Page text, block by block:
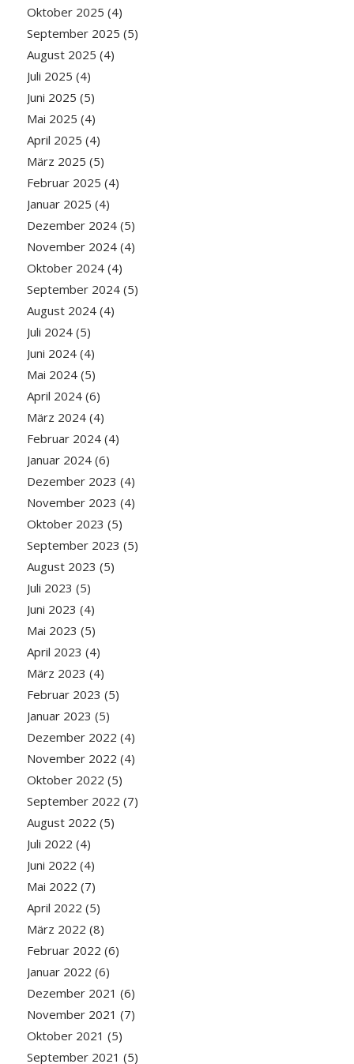
Oktober 2025 (4)
September 2025 (5)
August 2025 (4)
Juli 2025 (4)
Juni 2025 (5)
Mai 2025 (4)
April 2025 (4)
März 2025 (5)
Februar 2025 (4)
Januar 2025 (4)
Dezember 2024(5)
November 2024(4)
Oktober 2024(4)
September 2024(5)
August 2024(4)
Juli 2024(5)
Juni 2024(4)
Mai 2024(5)
April 2024(6)
März 2024(4)
Februar 2024(4)
Januar 2024(6)
Dezember 2023 (4)
November 2023 (4)
Oktober 2023 (5)
September 2023 (5)
August 2023 (5)
Juli 2023 (5)
Juni 2023 (4)
Mai 2023 (5)
April 2023 (4)
März 2023 (4)
Februar 2023 (5)
Januar 2023 (5)
Dezember 2022 (4)
November 2022 (4)
Oktober 2022 (5)
September 2022 (7)
August 2022 (5)
Juli 2022 (4)
Juni 2022 (4)
Mai 2022 (7)
April 2022 (5)
März 2022 (8)
Februar 2022 (6)
Januar 2022 (6)
Dezember 2021 (6)
November 2021 (7)
Oktober 2021 (5)
September 2021 (5)